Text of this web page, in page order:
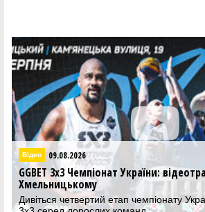
України: відеотрансляція етапу у
етап чемпіонату України з баскетболу